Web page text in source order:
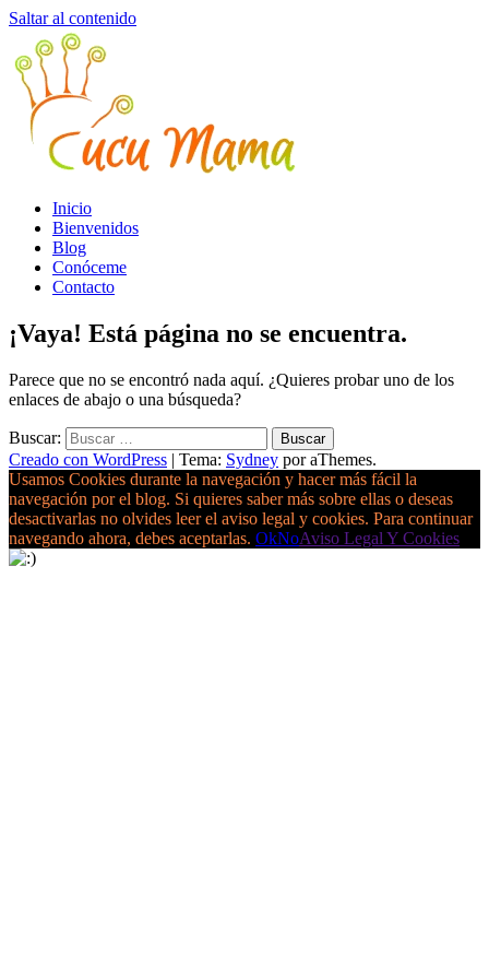
Saltar al contenido
Inicio
Bienvenidos
Blog
Conóceme
Contacto
¡Vaya! Está página no se encuentra.
Parece que no se encontró nada aquí. ¿Quieres probar uno de los
enlaces de abajo o una búsqueda?
Buscar:
Creado con WordPress | Tema: Sydney por aThemes.
Usamos Cookies durante la navegación y hacer más fácil la
navegación por el blog. Si quieres saber más sobre ellas o deseas
desactivarlas no olvides leer el aviso legal y cookies. Para continuar
navegando ahora, debes aceptarlas. OkNoAviso Legal Y Cookies